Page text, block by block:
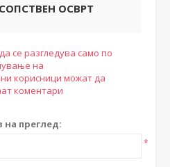
ОСВРТ
се разгледува само по
на
корисници можат да
коментари
на преглед:
*